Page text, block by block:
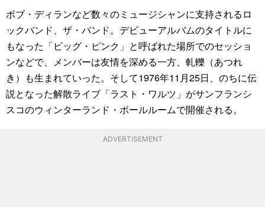
ボブ・ディランなど数々のミュージシャンに支持されるロ
ックバンド、ザ・バンド。デビューアルバムのタイトルに
もなった「ビッグ・ピンク」と呼ばれた場所でのセッショ
ンなどで、メンバーは友情を深める一方、軋轢（あつれ
き）も生まれていった。そして1976年11月25日、のちに伝
説となった解散ライブ「ラスト・ワルツ」がサンフランシ
スコのウィンターランド・ボールルームで開催される。
ADVERTISEMENT